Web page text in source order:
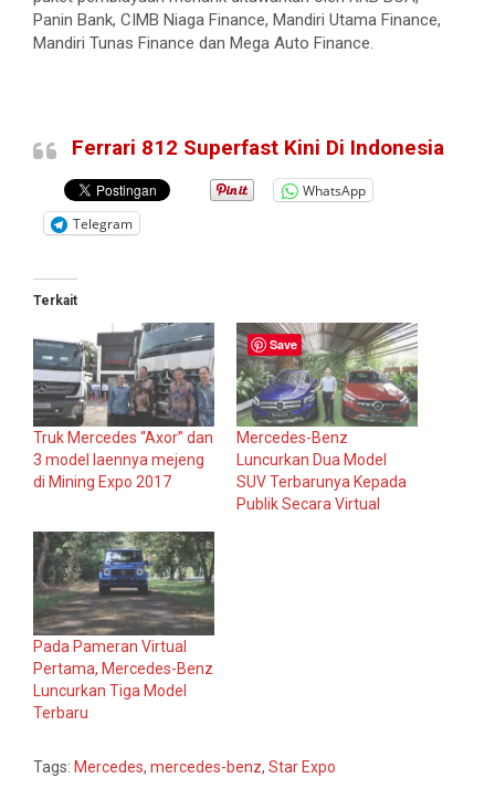
Panin Bank, CIMB Niaga Finance, Mandiri Utama Finance,
Mandiri Tunas Finance dan Mega Auto Finance.
Ferrari 812 Superfast Kini Di Indonesia
WhatsApp
Telegram
Terkait
Truk Mercedes “Axor” dan
3 model laennya mejeng
di Mining Expo 2017
Mercedes-Benz
Luncurkan Dua Model
SUV Terbarunya Kepada
Publik Secara Virtual
Pada Pameran Virtual
Pertama, Mercedes-Benz
Luncurkan Tiga Model
Terbaru
Tags: Mercedes, mercedes-benz, Star Expo
Save